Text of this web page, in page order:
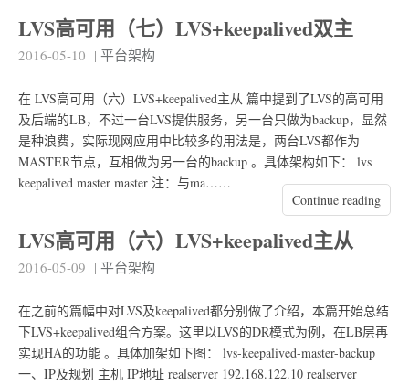
LVS高可用（七）LVS+keepalived双主
2016-05-10 | 平台架构
在 LVS高可用（六）LVS+keepalived主从 篇中提到了LVS的高可用
及后端的LB，不过一台LVS提供服务，另一台只做为backup，显然
是种浪费，实际现网应用中比较多的用法是，两台LVS都作为
MASTER节点，互相做为另一台的backup 。具体架构如下： lvs
keepalived master master 注：与ma……
Continue reading
LVS高可用（六）LVS+keepalived主从
2016-05-09 | 平台架构
在之前的篇幅中对LVS及keepalived都分别做了介绍，本篇开始总结
下LVS+keepalived组合方案。这里以LVS的DR模式为例，在LB层再
实现HA的功能 。具体加架如下图： lvs-keepalived-master-backup
一、IP及规划 主机 IP地址 realserver 192.168.122.10 realserver